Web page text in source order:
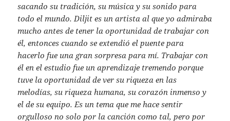
sacando su tradición, su música y su sonido para
todo el mundo. Diljit es un artista al que yo admiraba
mucho antes de tener la oportunidad de trabajar con
él, entonces cuando se extendió el puente para
hacerlo fue una gran sorpresa para mí. Trabajar con
él en el estudio fue un aprendizaje tremendo porque
tuve la oportunidad de ver su riqueza en las
melodías, su riqueza humana, su corazón inmenso y
el de su equipo. Es un tema que me hace sentir
orgulloso no solo por la canción como tal, pero por